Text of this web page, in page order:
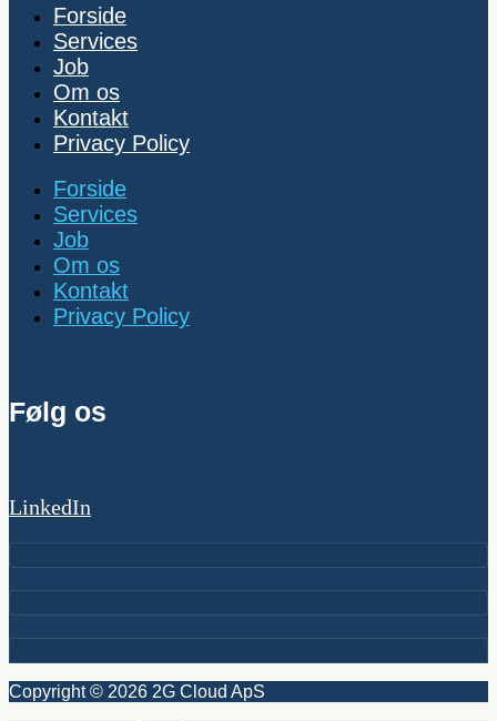
Forside
Services
Job
Om os
Kontakt
Privacy Policy
Forside
Services
Job
Om os
Kontakt
Privacy Policy
Følg os
LinkedIn
Copyright © 2026 2G Cloud ApS